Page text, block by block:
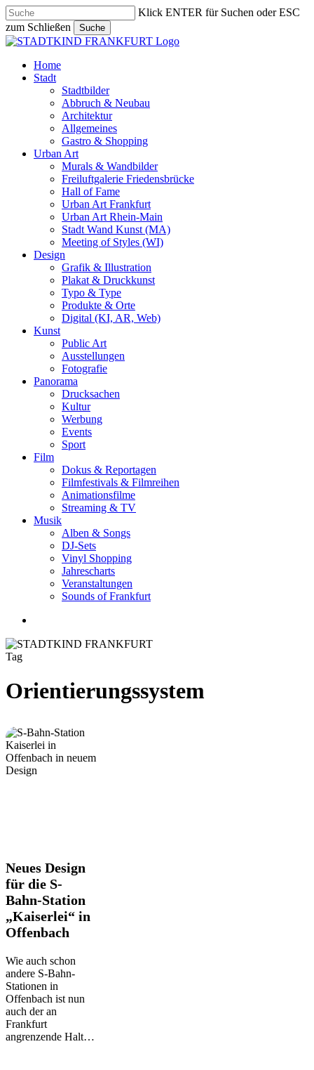
Skip
to
main
content
Klick ENTER für Suchen oder ESC
zum Schließen
Suche
Close
search
Menu
Home
Stadt
Stadtbilder
Abbruch & Neubau
Architektur
Allgemeines
Gastro & Shopping
Urban Art
Murals & Wandbilder
Freiluftgalerie Friedensbrücke
Hall of Fame
Urban Art Frankfurt
Urban Art Rhein-Main
Stadt Wand Kunst (MA)
Meeting of Styles (WI)
Design
Grafik & Illustration
Plakat & Druckkunst
Typo & Type
Produkte & Orte
Digital (KI, AR, Web)
Kunst
Public Art
Ausstellungen
Fotografie
Panorama
Drucksachen
Kultur
Werbung
Events
Sport
Film
Dokus & Reportagen
Filmfestivals & Filmreihen
Animationsfilme
Streaming & TV
Musik
Alben & Songs
DJ-Sets
Vinyl Shopping
Jahrescharts
Veranstaltungen
Sounds of Frankfurt
Tag
Orientierungssystem
Neues
Design
für
die
S-
Bahn-
Station
in
Offenbach
Neues Design
für die S-
Bahn-Station
„Kaiserlei“ in
Offenbach
Wie auch schon
andere S-Bahn-
Stationen in
Offenbach ist nun
auch der an
Frankfurt
angrenzende Halt…